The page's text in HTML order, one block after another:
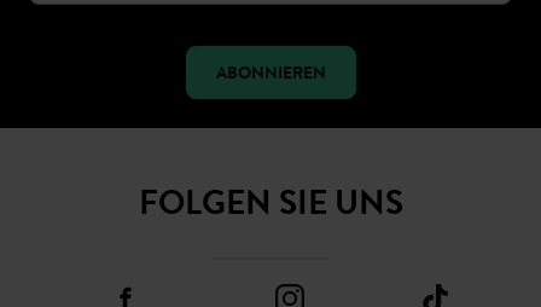
ABONNIEREN
FOLGEN SIE UNS